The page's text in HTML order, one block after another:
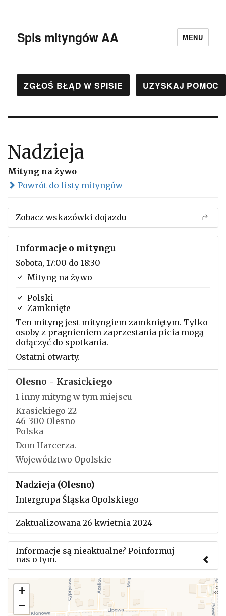
Spis mityngów AA MENU
ZGŁOŚ BŁĄD W SPISIE UZYSKAJ POMOC
Nadzieja
Mityng na żywo
Powrót do listy mityngów
Zobacz wskazówki dojazdu
Informacje o mityngu
Sobota, 17:00 do 18:30
Mityng na żywo
Polski
Zamknięte
Ten mityng jest mityngiem zamkniętym. Tylko
osoby z pragnieniem zaprzestania picia mogą
dołączyć do spotkania.
Ostatni otwarty.
Olesno - Krasickiego
1 inny mityng w tym miejscu
Krasickiego 22
46-300 Olesno
Polska
Dom Harcerza.
Województwo Opolskie
Nadzieja (Olesno)
Intergrupa Śląska Opolskiego
Zaktualizowana 26 kwietnia 2024
Informacje są nieaktualne? Poinformuj
nas o tym.
Użyj tego formularza aby przesłać informację o
zmianach w powyższym mityngu.
+
−